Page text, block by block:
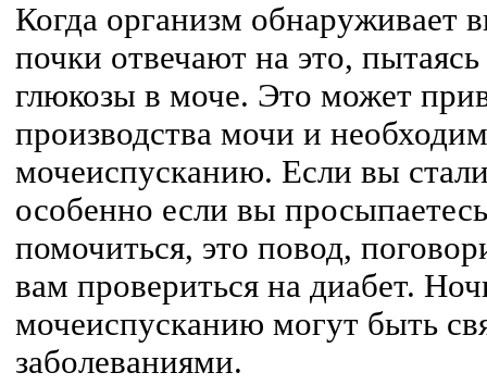
Когда организм обнаруживает
почки отвечают на это,
глюкозы в моче. Это может
производства мочи и
мочеиспусканию. Если вы
особенно если вы
помочиться, это повод,
вам провериться на диабет.
мочеиспусканию могут быть
заболеваниями.